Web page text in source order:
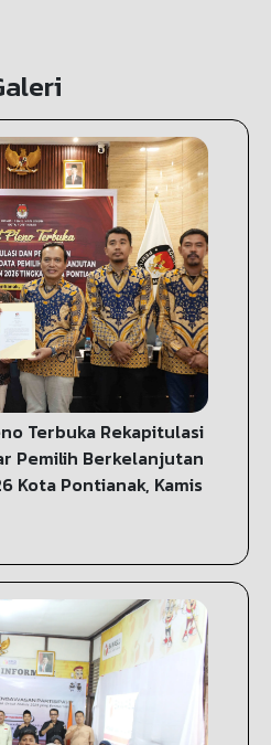
Terbuka Rekapitulasi
Pemilih Berkelanjutan
Kota Pontianak, Kamis